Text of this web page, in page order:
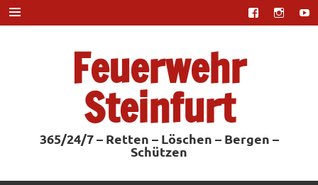
Zum
Inhalt
springen
Feuerwehr
Steinfurt
365/24/7 – Retten – Löschen – Bergen –
Schützen